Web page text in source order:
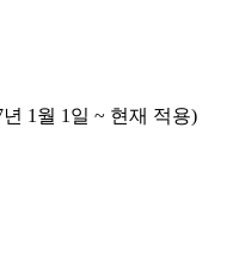
1월 1일 ~ 현재 적용)